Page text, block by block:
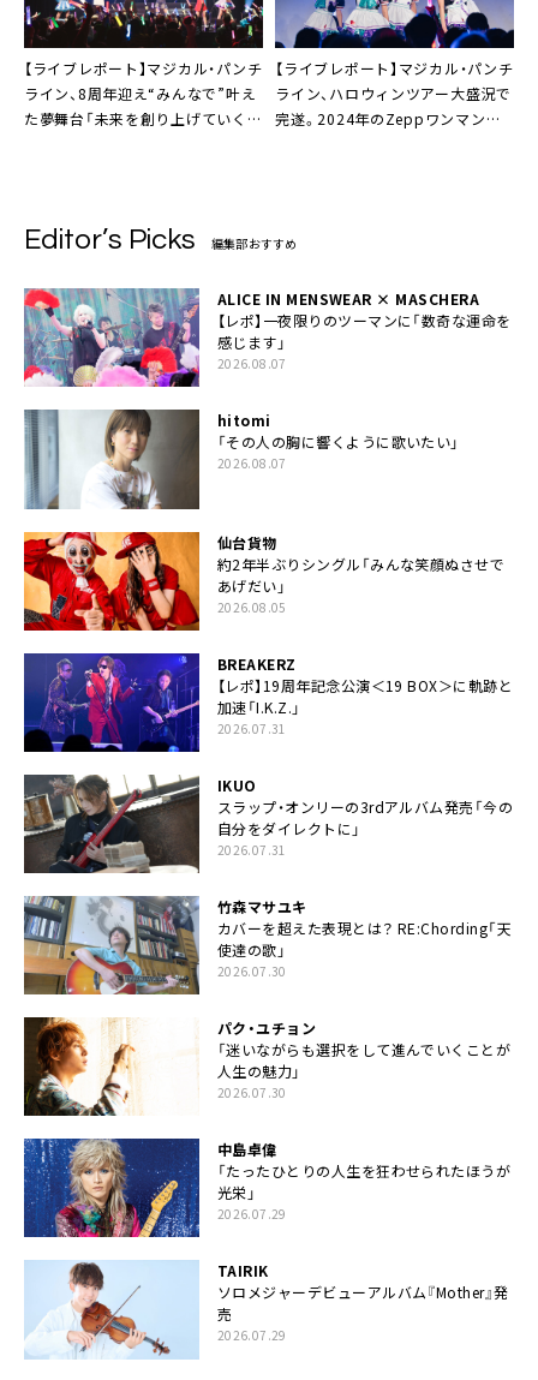
【ライブレポート】マジカル・パンチ
ライン、8周年迎え“みんなで”叶え
た夢舞台「未来を創り上げていく始
【ライブレポート】マジカル・パンチ
ライン、ハロウィンツアー大盛況で
完遂。2024年のZeppワンマンに
Editor’s Picks 編集部おすすめ
ALICE IN MENSWEAR × MASCHERA
【レポ】一夜限りのツーマンに「数奇な運命を
感じます」
2026.08.07
hitomi
「その人の胸に響くように歌いたい」
2026.08.07
仙台貨物
約2年半ぶりシングル「みんな笑顔ぬさせで
あげだい」
2026.08.05
BREAKERZ
【レポ】19周年記念公演＜19 BOX＞に軌跡と
加速「I.K.Z.」
2026.07.31
IKUO
スラップ・オンリーの3rdアルバム発売「今の
自分をダイレクトに」
2026.07.31
竹森マサユキ
カバーを超えた表現とは？ RE:Chording「天
使達の歌」
2026.07.30
パク・ユチョン
「迷いながらも選択をして進んでいくことが
人生の魅力」
2026.07.30
中島卓偉
「たったひとりの人生を狂わせられたほうが
光栄」
2026.07.29
TAIRIK
ソロメジャーデビューアルバム『Mother』発
売
2026.07.29